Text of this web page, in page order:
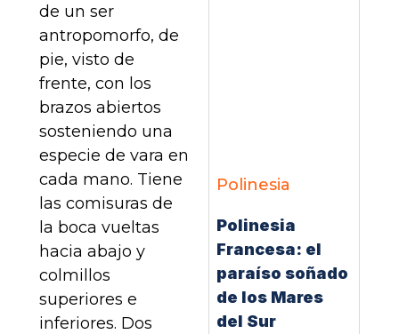
de un ser
antropomorfo, de
pie, visto de
frente, con los
brazos abiertos
sosteniendo una
especie de vara en
cada mano. Tiene
las comisuras de
la boca vueltas
hacia abajo y
colmillos
superiores e
inferiores. Dos
Polinesia
Polinesia
Francesa: el
paraíso soñado
de los Mares
del Sur